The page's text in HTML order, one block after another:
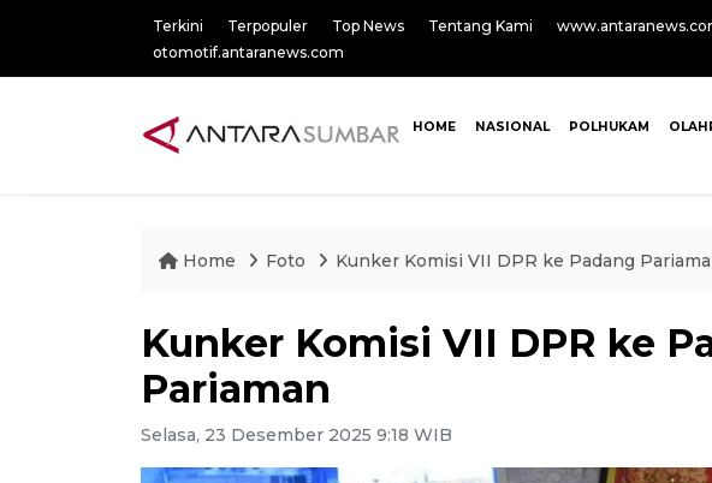
Terkini Terpopuler Top News Tentang Kami
otomotif.antaranews.com
HOME NASIONAL POLHUKAM
Home Foto Kunker Komisi VII DPR ke Padang
Kunker Komisi VII DPR ke
Pariaman
Selasa, 23 Desember 2025 9:18 WIB